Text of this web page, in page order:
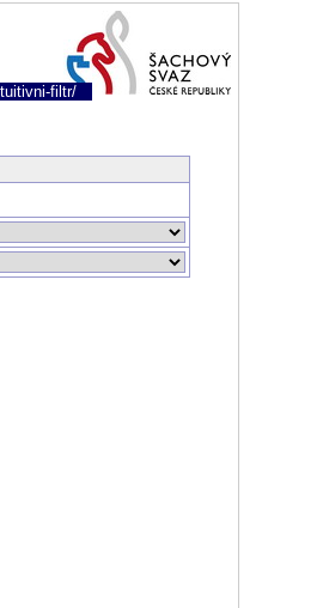
filtr/